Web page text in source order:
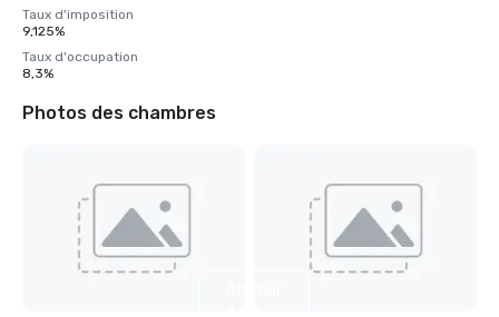
Taux d'imposition
9,125%
Taux d'occupation
8,3%
Photos des chambres